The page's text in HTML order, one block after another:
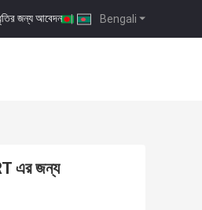
Bengali
জন্য আবেদন |
এর জন্য